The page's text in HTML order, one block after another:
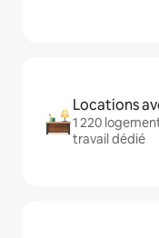
Locations
1 220
travail dédié